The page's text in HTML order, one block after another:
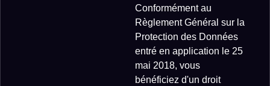
Conformément au
Règlement Général sur la
Protection des Données
entré en application le 25
mai 2018, vous
bénéficiez d'un droit